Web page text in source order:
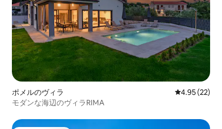
ポメルのヴィラ レビュー22
4.95 (22)
モダンな海辺のヴィラRIMA